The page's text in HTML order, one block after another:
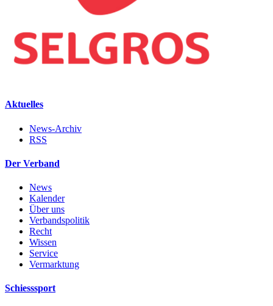
Aktuelles
News-Archiv
RSS
Der Verband
News
Kalender
Über uns
Verbandspolitik
Recht
Wissen
Service
Vermarktung
Schiesssport